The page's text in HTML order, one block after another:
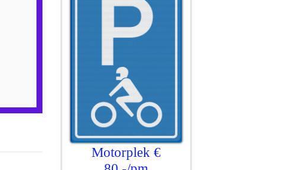
Motorplek €